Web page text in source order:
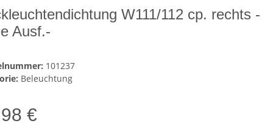
W111/112 cp. rechts -
Ausf.-
101237
Beleuchtung
€